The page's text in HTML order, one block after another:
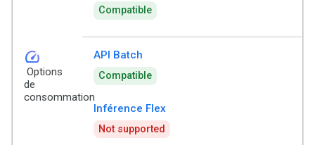
Compatible
speed
Options
de
consommation
API Batch
Compatible
Inférence Flex
Not supported